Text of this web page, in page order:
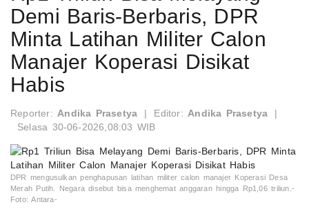
Demi Baris-Berbaris, DPR
Minta Latihan Militer Calon
Manajer Koperasi Disikat
Habis
Reporter:Andika Prasetya | Editor:Andika Prasetya
|
Selasa 30-06-2026,08:03 WIB
DPR mengusulkan penghapusan latihan militer calon manajer Koperasi Desa
Merah Putih. Negara disebut bisa menghemat anggaran hingga Rp1,06 triliun.-
Foto: Antara-